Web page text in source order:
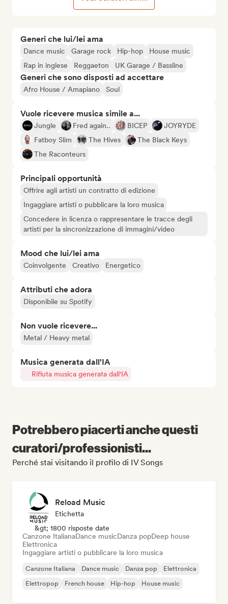
Generi che lui/lei ama
Dance music Garage rock Hip-hop
House music
Rap in inglese
Reggaeton UK Garage / Bassline
Generi che sono disposti ad accettare
Afro House / Amapiano Soul
Vuole ricevere musica simile a...
Jungle Fred again.. BICEP
JOYRYDE
Fatboy Slim
The Hives
The Black Keys
The Raconteurs
Principali opportunità
Offrire agli artisti un contratto di edizione
Ingaggiare artisti o pubblicare la loro musica
Concedere in licenza o rappresentare le tracce degli
artisti per la sincronizzazione di immagini/video
Mood che lui/lei ama
Coinvolgente Creativo Energetico
Attributi che adora
Disponibile su Spotify
Non vuole ricevere...
Metal / Heavy metal
Musica generata dall'IA
Rifiuta musica generata dall'IA
Potrebbero piacerti anche questi
curatori/professionisti...
Perché stai visitando il profilo di IV Songs
Reload Music
Etichetta
&gt; 1800 risposte date
Canzone ItalianaDance musicDanza popDeep house
Elettronica
Ingaggiare artisti o pubblicare la loro musica
Canzone Italiana Dance music Danza pop
Elettronica
Elettropop
French house Hip-hop House music